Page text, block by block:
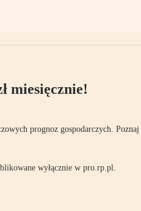
miesięcznie!
prognoz gospodarczych. Poznaj
wyłącznie w pro.rp.pl.